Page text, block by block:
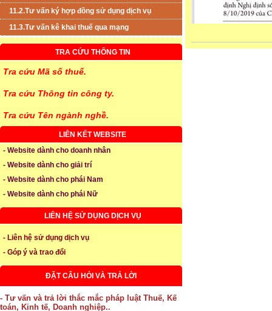
11.2.Tư vấn ký hợp đồng sử dụng dịch vụ
11.3.Tư vấn kê khai thuế qua mạng
TRA CỨU THÔNG TIN
Tra cứu Mã số thuế.
Tra cứu Thông tin công ty.
Tra cứu Tên ngành nghề.
LIÊN KẾT WEBSITE
- Website dành cho doanh nhân
- Website dành cho giải trí
- Website dành cho phái Nam
- Website dành cho phái Nữ
LIÊN HỆ SỬ DỤNG DỊCH VỤ
- Liên hệ sử dụng dịch vụ
- Góp ý và trao đổi
ĐẶT CÂU HỎI VÀ TRẢ LỜI
- Tư vấn và trả lời thắc mắc pháp luật Thuế, Kế
toán, Kinh tế, Doanh nghiệp..